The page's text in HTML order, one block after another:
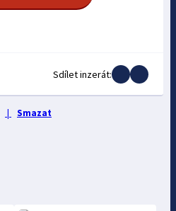
Sdílet inzerát:
| Smazat